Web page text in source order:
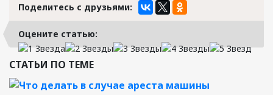
Поделитесь с друзьями:
Оцените статью:
СТАТЬИ ПО ТЕМЕ